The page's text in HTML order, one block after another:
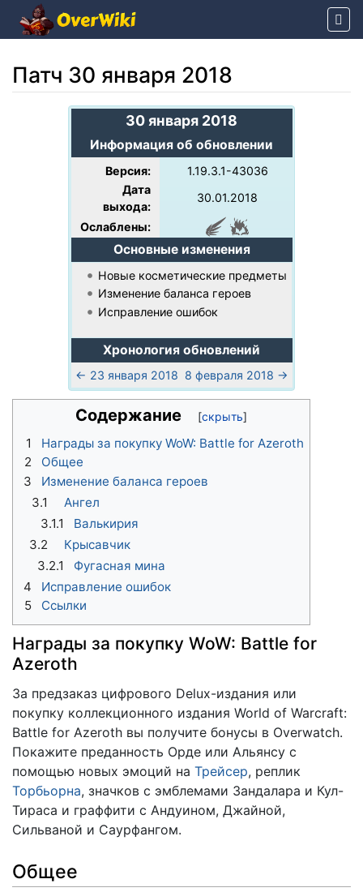
Патч 30 января 2018
Перейти к:навигация,поиск
30 января 2018
Информация об обновлении
Версия:
1.19.3.1-43036
Дата
выхода:
30.01.2018
Ослаблены:
Основные изменения
Новые косметические предметы
Изменение баланса героев
Исправление ошибок
Хронология обновлений
← 23 января 2018 8 февраля 2018 →
Содержание
1
Награды за покупку WoW: Battle for Azeroth
2
Общее
3
Изменение баланса героев
3.1
Ангел
3.1.1
Валькирия
3.2
Крысавчик
3.2.1
Фугасная мина
4
Исправление ошибок
5
Ссылки
Награды за покупку WoW: Battle for
Azeroth
За предзаказ цифрового Delux-издания или
покупку коллекционного издания World of Warcraft:
Battle for Azeroth вы получите бонусы в Overwatch.
Покажите преданность Орде или Альянсу с
помощью новых эмоций на Трейсер, реплик
Торбьорна, значков с эмблемами Зандалара и Кул-
Тираса и граффити с Андуином, Джайной,
Сильваной и Саурфангом.
Общее